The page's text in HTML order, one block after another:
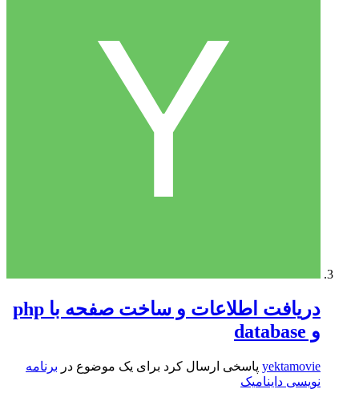
دریافت اطلاعات و ساخت صفحه با php
و database
yektamovie پاسخی ارسال کرد برای یک موضوع در برنامه
نویسی داینامیک